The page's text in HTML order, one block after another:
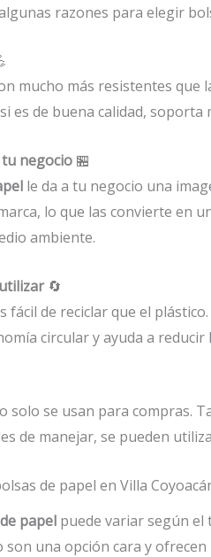
razones para elegir
mucho más resistentes que
es de buena calidad,
negocio 🏪
le da a tu negocio una
lo que las convierte en
ambiente.
🔄
fácil de reciclar que el plástico.
circular y ayuda a
solo se usan para compras.
de manejar, se pueden
de papel en Villa
papel puede variar según el
son una opción cara y